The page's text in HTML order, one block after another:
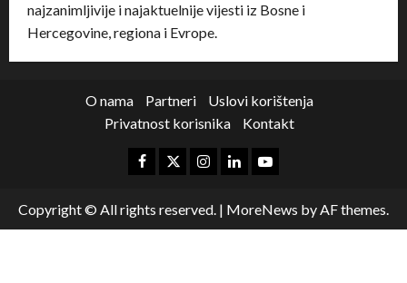
najzanimljivije i najaktuelnije vijesti iz Bosne i
Hercegovine, regiona i Evrope.
O nama Partneri
Uslovi korištenja
Privatnost korisnika
Kontakt
Copyright © All rights reserved. | MoreNews by AF themes.